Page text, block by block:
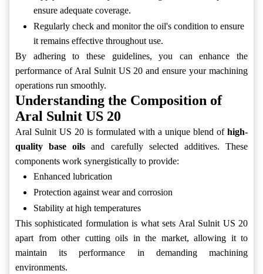
ensure adequate coverage.
Regularly check and monitor the oil's condition to ensure
it remains effective throughout use.
By adhering to these guidelines, you can enhance the
performance of Aral Sulnit US 20 and ensure your machining
operations run smoothly.
Understanding the Composition of
Aral Sulnit US 20
Aral Sulnit US 20 is formulated with a unique blend of high-
quality base oils and carefully selected additives. These
components work synergistically to provide:
Enhanced lubrication
Protection against wear and corrosion
Stability at high temperatures
This sophisticated formulation is what sets Aral Sulnit US 20
apart from other cutting oils in the market, allowing it to
maintain its performance in demanding machining
environments.